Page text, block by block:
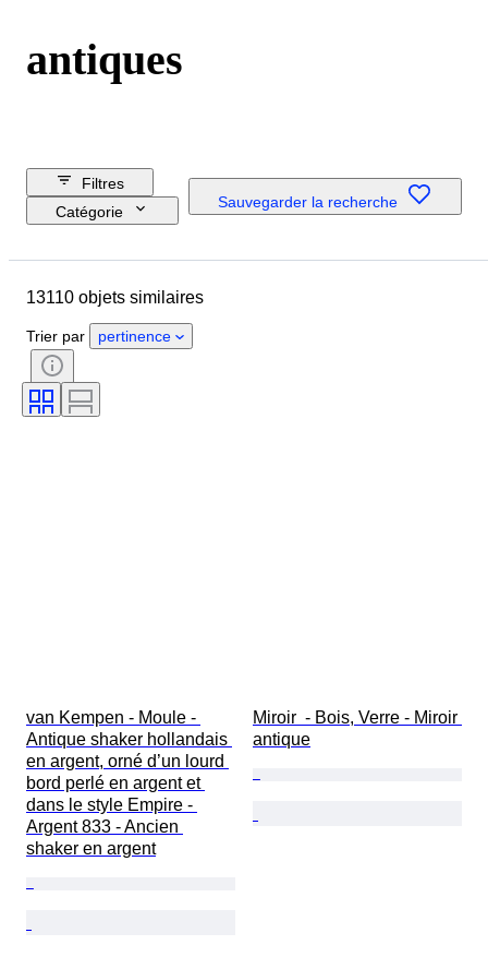
antiques
Filtres
Catégorie
Jour de clôture
Budget
Pays
Dimensions
Objet
Signature
Couleur
Monnaie
Taille
Chef d’état/Époque
Taille de l’article
Sauvegarder la recherche
13110 objets similaires
Trier par pertinence
van Kempen - Moule -
Antique shaker hollandais
en argent, orné d’un lourd
bord perlé en argent et
dans le style Empire -
Argent 833 - Ancien
shaker en argent
Miroir  - Bois, Verre - Miroir
antique